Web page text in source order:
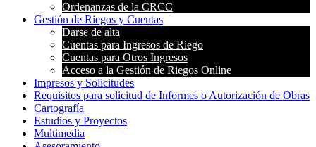
Ordenanzas de la CRCC
Gestión de Riegos y Cuentas
Darse de alta
Cuentas para Ingresos de Riego
Cuentas para Otros Ingresos
Acceso a la Gestión de Riegos Online
Impresos y Solicitudes
Requisitos para solicitud de Informes o Autorización de Obras
Cartografía
Estudios y Proyectos
Multimedia